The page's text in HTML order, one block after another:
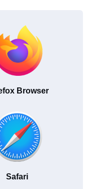
Browser
Safari